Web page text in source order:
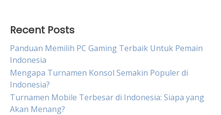
Recent Posts
Panduan Memilih PC Gaming Terbaik Untuk Pemain
Indonesia
Mengapa Turnamen Konsol Semakin Populer di
Indonesia?
Turnamen Mobile Terbesar di Indonesia: Siapa yang
Akan Menang?